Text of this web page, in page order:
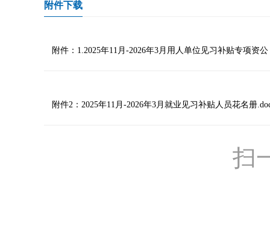
附件下载
附件：1.2025年11月-2026年3月用人单位见习补贴专项资公
附件2：2025年11月-2026年3月就业见习补贴人员花名册
扫